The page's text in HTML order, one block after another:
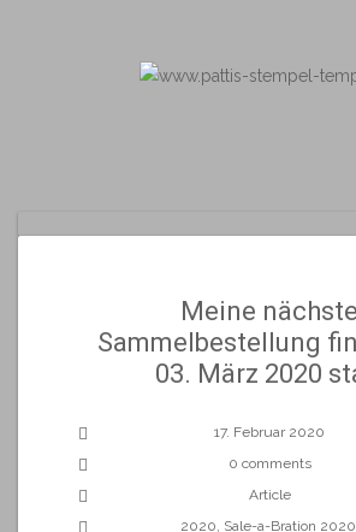
Meine nächste
Sammelbestellung
03. März 2020
17. Februar 2020
0 comments
Article
2020, Sale-a-Bration 2020